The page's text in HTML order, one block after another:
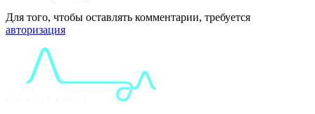
Для того, чтобы оставлять комментарии, требуется
авторизация